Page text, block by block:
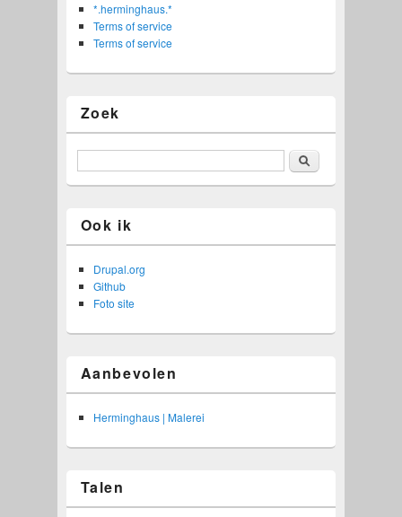
*.herminghaus.*
Terms of service
Terms of service
Zoek
Zoeken
Ook ik
Drupal.org
Github
Foto site
Aanbevolen
Herminghaus | Malerei
Talen